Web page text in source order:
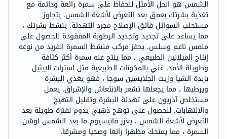
الشمس هو الحل الأمثل للحفاظ على سمرة رائعة ودائمة مع
تغذية بشرتك بعمق بعد التعرض لأشعة الشمس. يتجاوز
مستحلب السوائل فائق الإصلاح مجرد التهدئة. ينشط بشرتك ،
مما يساعد على تجديد وتجديد الرطوبة المفقودة للحصول على
ملمس ناعم وسلس. يحفز مركب منشط السمرة الفريد من نوعه
إنتاج الميلانين الطبيعي ، مما ينتج عنه سمرة أكثر كثافة
وطويلة الأمد. غني بالمكونات الطبيعية مثل استرات الإيثيل
بزبدة الشيا وزيت الجلايسين سوجا ، فهو يغذي البشرة
ويرطبها ، مما يجعلها تشعر بالانتعاش والإشراق. يعمل
مستخلص آذريون على تهدئة البشرة وتقليل التهيج
والالتهابات. للحصول على توهج ذهبي يدوم لفترة طويلة بعد
التعرض لأشعة الشمس ، يعزز فانيسيوم ما بعد الشمس لوشن
السمرة ، مما يمنحك مظهرا رائعا وصحيا ومشرقا.